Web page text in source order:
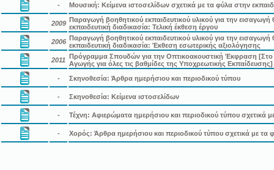
- Μουσική: Κείμενα ιστοσελίδων σχετικά με τα φύλα στην
2009 Παραγωγή βοηθητικού εκπαιδευτικού υλικού για την
εκπαιδευτική διαδικασία: Τελική έκθεση έργου
2006 Παραγωγή βοηθητικού εκπαιδευτικού υλικού για την
εκπαιδευτική διαδικασία: Έκθεση εσωτερικής αξιολόγησης
2011 Πρόγραμμα Σπουδών για την Οπτικοακουστική Έκφραση [Στο
Αγωγής για όλες τις βαθμίδες της Υποχρεωτικής Εκπαίδευσης]
-
Σκηνοθεσία: Άρθρα ημερήσιου και περιοδικού τύπου
- Σκηνοθεσία: Κείμενα ιστοσελίδων
- Τέχνη: Αφιερώματα ημερήσιου και περιοδικού τύπου σχετικά
- Χορός: Άρθρα ημερήσιου και περιοδικού τύπου σχετικά με τα